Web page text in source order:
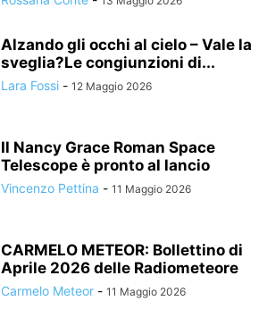
Alzando gli occhi al cielo – Vale la
sveglia?Le congiunzioni di...
Lara Fossi - 12 Maggio 2026
Il Nancy Grace Roman Space
Telescope è pronto al lancio
Vincenzo Pettina - 11 Maggio 2026
CARMELO METEOR: Bollettino di
Aprile 2026 delle Radiometeore
Carmelo Meteor - 11 Maggio 2026